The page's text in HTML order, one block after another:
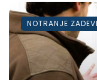
NOTRANJE